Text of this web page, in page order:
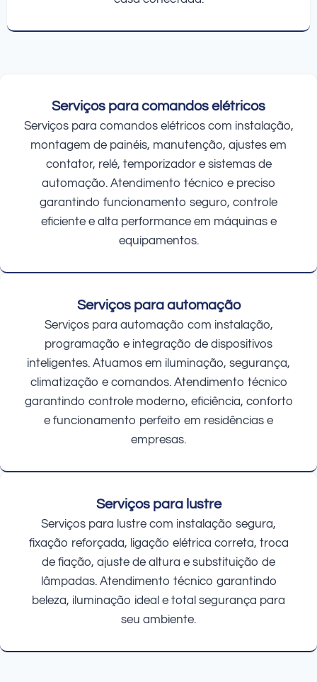
Serviços para comandos elétricos
Serviços para comandos elétricos com instalação,
montagem de painéis, manutenção, ajustes em
contator, relé, temporizador e sistemas de
automação. Atendimento técnico e preciso
garantindo funcionamento seguro, controle
eficiente e alta performance em máquinas e
equipamentos.
Serviços para automação
Serviços para automação com instalação,
programação e integração de dispositivos
inteligentes. Atuamos em iluminação, segurança,
climatização e comandos. Atendimento técnico
garantindo controle moderno, eficiência, conforto
e funcionamento perfeito em residências e
empresas.
Serviços para lustre
Serviços para lustre com instalação segura,
fixação reforçada, ligação elétrica correta, troca
de fiação, ajuste de altura e substituição de
lâmpadas. Atendimento técnico garantindo
beleza, iluminação ideal e total segurança para
seu ambiente.